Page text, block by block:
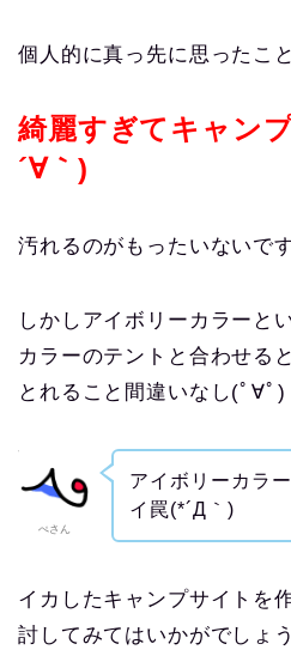
個人的に真っ先に思ったこと
綺麗すぎてキャン
´∀｀)
汚れるのがもったいないで
しかしアイボリーカラーと
カラーのテントと合わせる
とれること間違いなし(ﾟ∀ﾟ)
ぺさん
アイボリーカラ
イ罠(*´Д｀)
イカしたキャンプサイトを
討してみてはいかがでしょ